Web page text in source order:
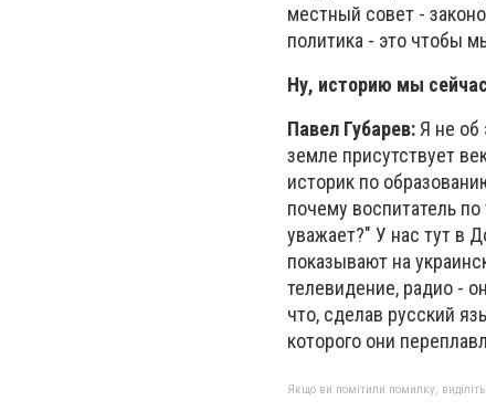
местный совет -
политика - это чтобы
Ну, историю мы
Павел Губарев: Я не об
земле присутствует
историк по
почему воспитатель
уважает?" У нас тут в
показывают на
телевидение, радио -
что, сделав русский
которого они
Якщо ви помітили помилку, виділіть